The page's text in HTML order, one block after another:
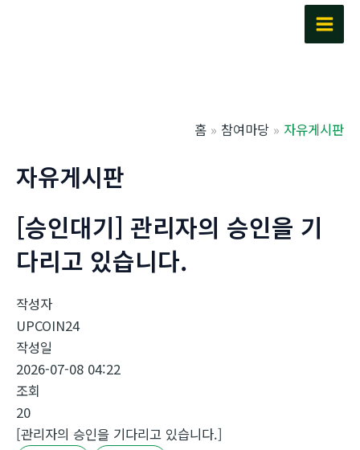
Main
홈 참여마당 자유게시판
자유게시판
[승인대기] 관리자의 승인을 기
다리고 있습니다.
작성자
UPCOIN24
작성일
2026-07-08 04:22
조회
20
[관리자의 승인을 기다리고 있습니다.]